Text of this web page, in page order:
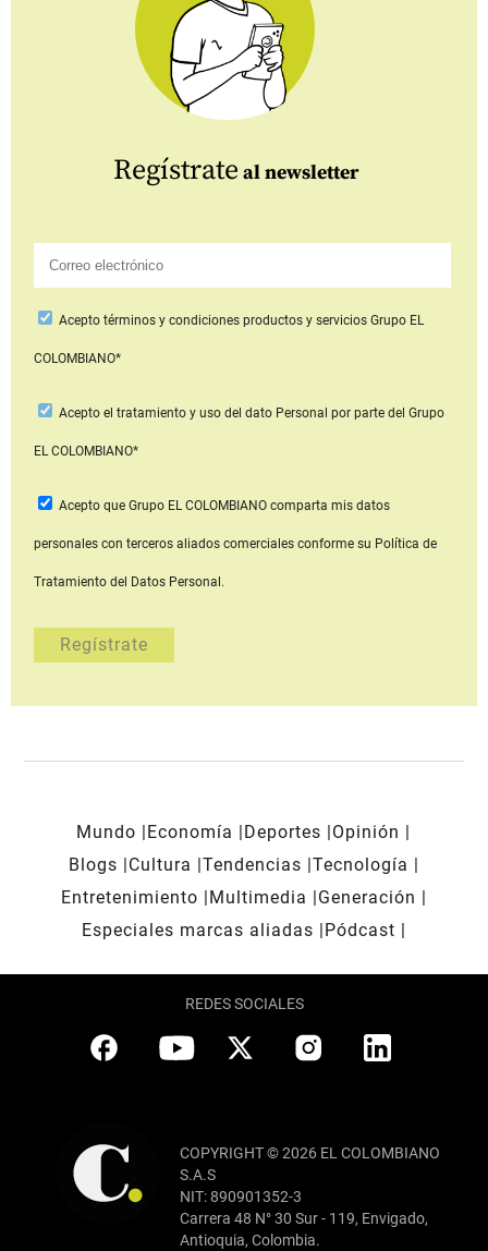
Regístrate al newsletter
Aceptotérminos y condiciones productos y serviciosGrupo EL
COLOMBIANO*
Acepto el tratamiento y uso del dato Personal por parte del Grupo
EL COLOMBIANO*
Acepto que Grupo EL COLOMBIANOcomparta mis datos
personales con terceros aliados comerciales conforme su Política de
Tratamiento del Datos Personal.
Mundo Economía Deportes
Opinión
Blogs
Cultura Tendencias Tecnología
Entretenimiento
Multimedia
Generación
Especiales marcas aliadas
Pódcast
REDES SOCIALES
COPYRIGHT © 2026 EL COLOMBIANO
S.A.S
NIT: 890901352-3
Carrera 48 N° 30 Sur - 119, Envigado,
Antioquia, Colombia.